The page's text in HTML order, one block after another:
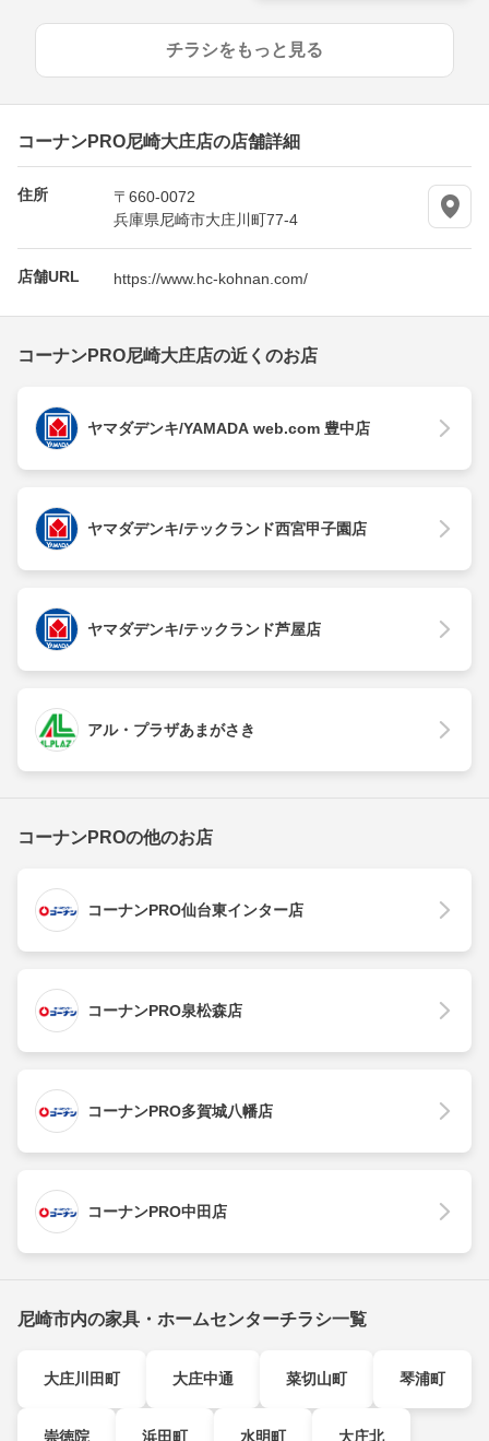
チラシをもっと見る
コーナンPRO尼崎大庄店の店舗詳細
住所
〒660-0072
兵庫県尼崎市大庄川町77-4
店舗URL https://www.hc-kohnan.com/
コーナンPRO尼崎大庄店の近くのお店
ヤマダデンキ/YAMADA web.com 豊中店
ヤマダデンキ/テックランド西宮甲子園店
ヤマダデンキ/テックランド芦屋店
アル・プラザあまがさき
コーナンPROの他のお店
コーナンPRO仙台東インター店
コーナンPRO泉松森店
コーナンPRO多賀城八幡店
コーナンPRO中田店
尼崎市内の家具・ホームセンターチラシ一覧
大庄川田町 大庄中通 菜切山町 琴浦町
崇徳院 浜田町 水明町 大庄北